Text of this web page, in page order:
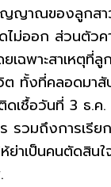
ญาณของลูกสา
ไม่ออก ส่วนตัวค
ฉพาะสาเหตุที่ลู
ต ทั้งที่คลอดมา
ดเชื้อวันที่ 3 ธ.ค
รวมถึงการเรีย
าเป็นคนตัดสินใ